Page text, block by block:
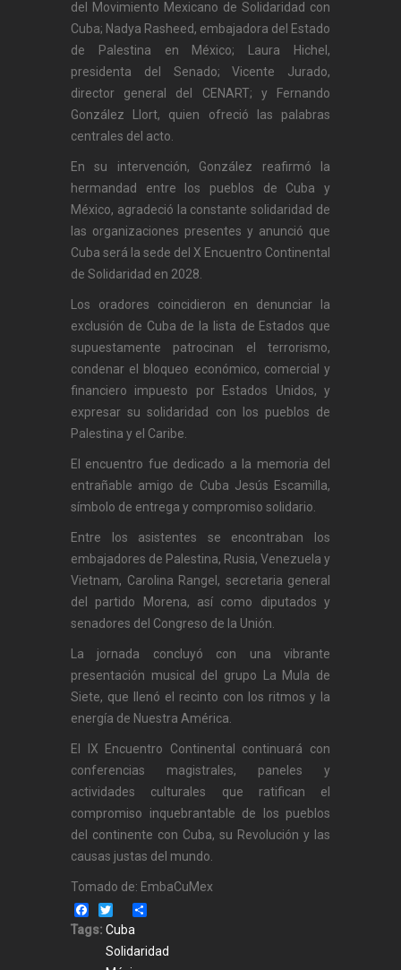
del Movimiento Mexicano de Solidaridad con
Cuba; Nadya Rasheed, embajadora del Estado
de Palestina en México; Laura Hichel,
presidenta del Senado; Vicente Jurado,
director general del CENART; y Fernando
González Llort, quien ofreció las palabras
centrales del acto.
En su intervención, González reafirmó la
hermandad entre los pueblos de Cuba y
México, agradeció la constante solidaridad de
las organizaciones presentes y anunció que
Cuba será la sede del X Encuentro Continental
de Solidaridad en 2028.
Los oradores coincidieron en denunciar la
exclusión de Cuba de la lista de Estados que
supuestamente patrocinan el terrorismo,
condenar el bloqueo económico, comercial y
financiero impuesto por Estados Unidos, y
expresar su solidaridad con los pueblos de
Palestina y el Caribe.
El encuentro fue dedicado a la memoria del
entrañable amigo de Cuba Jesús Escamilla,
símbolo de entrega y compromiso solidario.
Entre los asistentes se encontraban los
embajadores de Palestina, Rusia, Venezuela y
Vietnam, Carolina Rangel, secretaria general
del partido Morena, así como diputados y
senadores del Congreso de la Unión.
La jornada concluyó con una vibrante
presentación musical del grupo La Mula de
Siete, que llenó el recinto con los ritmos y la
energía de Nuestra América.
El IX Encuentro Continental continuará con
conferencias magistrales, paneles y
actividades culturales que ratifican el
compromiso inquebrantable de los pueblos
del continente con Cuba, su Revolución y las
causas justas del mundo.
Tomado de: EmbaCuMex
Facebook
Twitter
Tags: Cuba
Solidaridad